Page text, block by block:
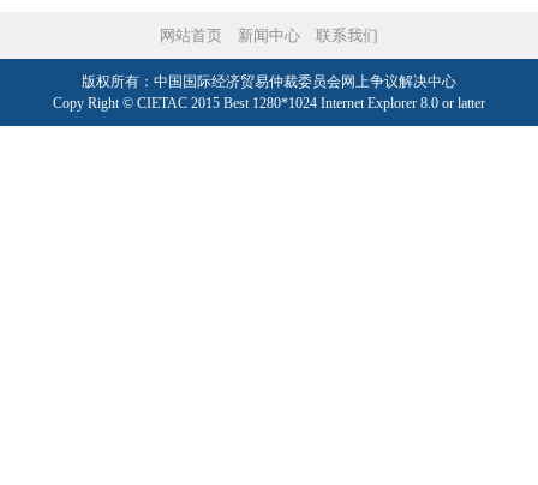
网站首页 新闻中心 联系我们
版权所有：中国国际经济贸易仲裁委员会网上争议解决中心
Copy Right © CIETAC 2015 Best 1280*1024 Internet Explorer 8.0 or latter